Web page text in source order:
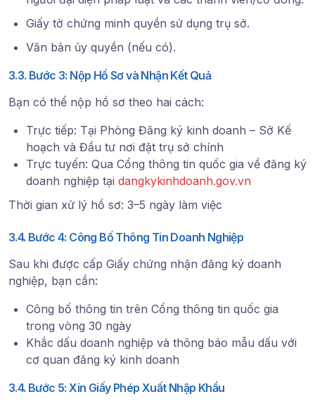
Giấy tờ chứng minh quyền sử dụng trụ sở.
Văn bản ủy quyền (nếu có).
3.3. Bước 3: Nộp Hồ Sơ và Nhận Kết Quả
Bạn có thể nộp hồ sơ theo hai cách:
Trực tiếp: Tại Phòng Đăng ký kinh doanh – Sở Kế
hoạch và Đầu tư nơi đặt trụ sở chính
Trực tuyến: Qua Cổng thông tin quốc gia về đăng ký
doanh nghiệp tại dangkykinhdoanh.gov.vn
Thời gian xử lý hồ sơ: 3–5 ngày làm việc
3.4. Bước 4: Công Bố Thông Tin Doanh Nghiệp
Sau khi được cấp Giấy chứng nhận đăng ký doanh
nghiệp, bạn cần:
Công bố thông tin trên Cổng thông tin quốc gia
trong vòng 30 ngày
Khắc dấu doanh nghiệp và thông báo mẫu dấu với
cơ quan đăng ký kinh doanh
3.4. Bước 5: Xin Giấy Phép Xuất Nhập Khẩu